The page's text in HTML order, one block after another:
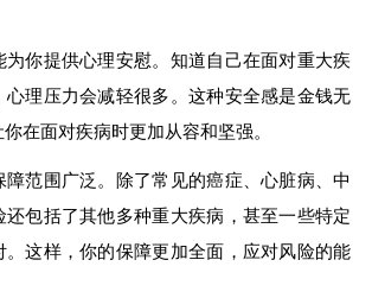
为你提供心理安慰。知道自己在面对重大疾
心理压力会减轻很多。这种安全感是金钱无
在面对疾病时更加从容和坚强。
障范围广泛。除了常见的癌症、心脏病、中
还包括了其他多种重大疾病，甚至一些特定
。这样，你的保障更加全面，应对风险的能